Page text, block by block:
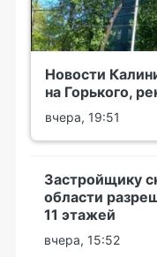
Новости
на Горького,
вчера, 19:51
Застройщику
области
11 этажей
вчера, 15:52